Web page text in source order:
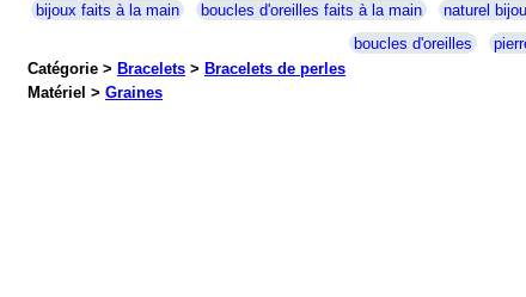
bijoux faits à la main boucles d'oreilles faits à la main naturel
boucles d'oreilles
Catégorie > Bracelets > Bracelets de perles
Matériel > Graines